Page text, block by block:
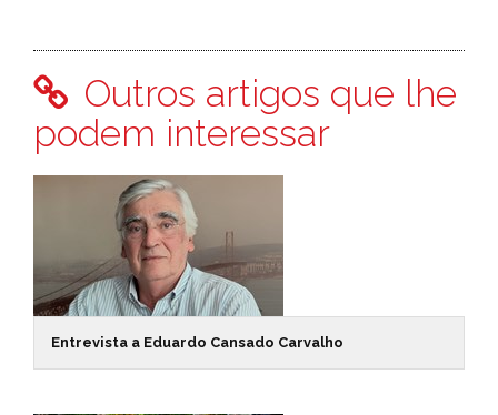
Outros artigos que lhe
podem interessar
Entrevista a Eduardo Cansado Carvalho